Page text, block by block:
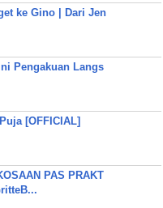
ke Gino | Dari Jen
Pengakuan Langs
[OFFICIAL]
PAS PRAKT